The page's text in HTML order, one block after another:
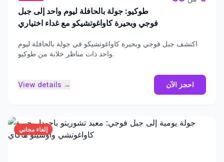
طوكيو: جولة بالحافلة ليوم واحد إلى جبل
فوجي وبحيرة كاواغوتشيكو مع غداء اختياري
اكتشف جبل فوجي وبحيرة كاواغوتشيكو في جولة بالحافلة ليوم
واحد ذات مناظر خلابة من طوكيو.
View details → احجز الآن
إلغاء مجاني